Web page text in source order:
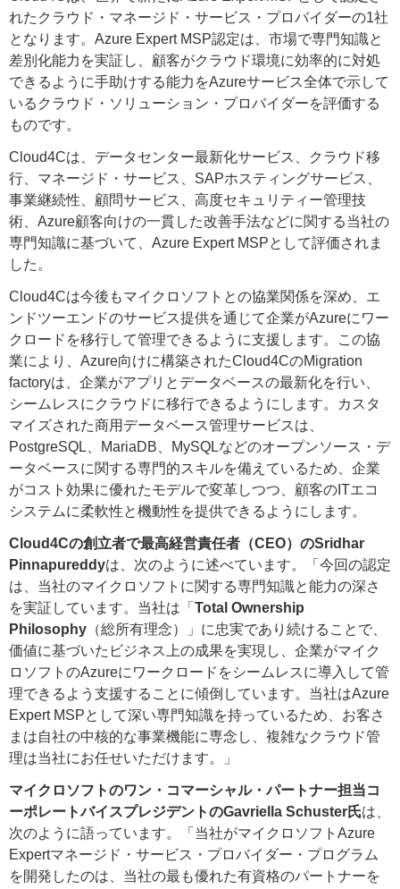
れたクラウド・マネージド・サービス・プロバイダーの1社
となります。Azure Expert MSP認定は、市場で専門知識と
差別化能力を実証し、顧客がクラウド環境に効率的に対処
できるように手助けする能力をAzureサービス全体で示して
いるクラウド・ソリューション・プロバイダーを評価する
ものです。
Cloud4Cは、データセンター最新化サービス、クラウド移
行、マネージド・サービス、SAPホスティングサービス、
事業継続性、顧問サービス、高度セキュリティー管理技
術、Azure顧客向けの一貫した改善手法などに関する当社の
専門知識に基づいて、Azure Expert MSPとして評価されま
した。
Cloud4Cは今後もマイクロソフトとの協業関係を深め、エ
ンドツーエンドのサービス提供を通じて企業がAzureにワー
クロードを移行して管理できるように支援します。この協
業により、Azure向けに構築されたCloud4CのMigration
factoryは、企業がアプリとデータベースの最新化を行い、
シームレスにクラウドに移行できるようにします。カスタ
マイズされた商用データベース管理サービスは、
PostgreSQL、MariaDB、MySQLなどのオープンソース・デ
ータベースに関する専門的スキルを備えているため、企業
がコスト効果に優れたモデルで変革しつつ、顧客のITエコ
システムに柔軟性と機動性を提供できるようにします。
Cloud4Cの創立者で最高経営責任者（CEO）のSridhar
Pinnapureddyは、次のように述べています。「今回の認定
は、当社のマイクロソフトに関する専門知識と能力の深さ
を実証しています。当社は「 Total Ownership
Philosophy （総所有理念）」に忠実であり続けることで、
価値に基づいたビジネス上の成果を実現し、企業がマイク
ロソフトのAzureにワークロードをシームレスに導入して管
理できるよう支援することに傾倒しています。当社はAzure
Expert MSPとして深い専門知識を持っているため、お客さ
まは自社の中核的な事業機能に専念し、複雑なクラウド管
理は当社にお任せいただけます。」
マイクロソフトのワン・コマーシャル・パートナー担当コ
ーポレートバイスプレジデントのGavriella Schuster氏は、
次のように語っています。「当社がマイクロソフトAzure
Expertマネージド・サービス・プロバイダー・プログラム
を開発したのは、当社の最も優れた有資格のパートナーを